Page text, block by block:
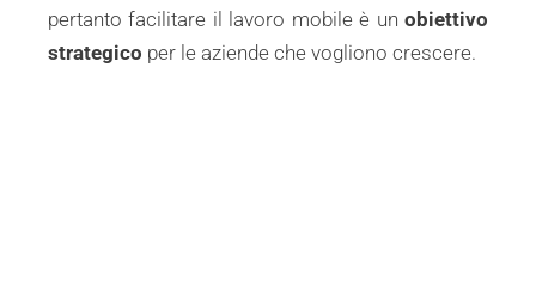
pertanto facilitare il lavoro mobile è un obiettivo
strategico per le aziende che vogliono crescere.